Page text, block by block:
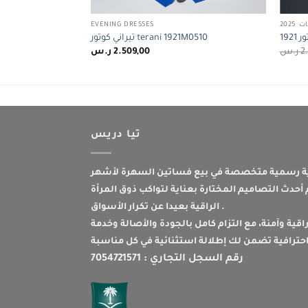
EVENING DRESSES
تيراني كوتور terani 1921M0510
2.509,00 ر.س ر.س
تيا دريس
رسمية متخصصة في بيع فساتين السهرة لأشهر
التصاميم المختارة بعناية لتواكب ذوق المرأة
الراقية بعيدا عن تكرار الأسواق .
وآمنة، مع التزام كامل بالجودة والأصالة وخدمة
رقم السجل التجاري : 7054721571